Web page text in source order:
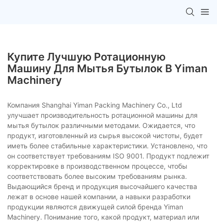
Купите Лучшую Ротационную
Машину Для Мытья Бутылок В Yiman
Machinery
Компания Shanghai Yiman Packing Machinery Co., Ltd
улучшает производительность ротационной машины для
мытья бутылок различными методами. Ожидается, что
продукт, изготовленный из сырья высокой чистоты, будет
иметь более стабильные характеристики. Установлено, что
он соответствует требованиям ISO 9001. Продукт подлежит
корректировке в производственном процессе, чтобы
соответствовать более высоким требованиям рынка.
Выдающийся бренд и продукция высочайшего качества
лежат в основе нашей компании, а навыки разработки
продукции являются движущей силой бренда Yiman
Machinery. Понимание того, какой продукт, материал или